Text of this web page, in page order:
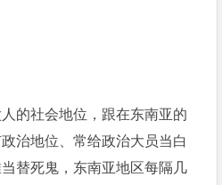
的社会地位，跟在东南亚的
治地位、常给政治大员当白
替死鬼，东南亚地区每隔几